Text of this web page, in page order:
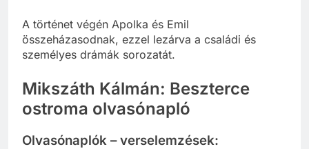
A történet végén Apolka és Emil
összeházasodnak, ezzel lezárva a családi és
személyes drámák sorozatát.
Mikszáth Kálmán: Beszterce
ostroma olvasónapló
Olvasónaplók – verselemzések: